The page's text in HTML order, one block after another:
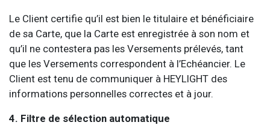
Le Client certifie qu’il est bien le titulaire et bénéficiaire
de sa Carte, que la Carte est enregistrée à son nom et
qu’il ne contestera pas les Versements prélevés, tant
que les Versements correspondent à l’Echéancier. Le
Client est tenu de communiquer à HEYLIGHT des
informations personnelles correctes et à jour.
4. Filtre de sélection automatique